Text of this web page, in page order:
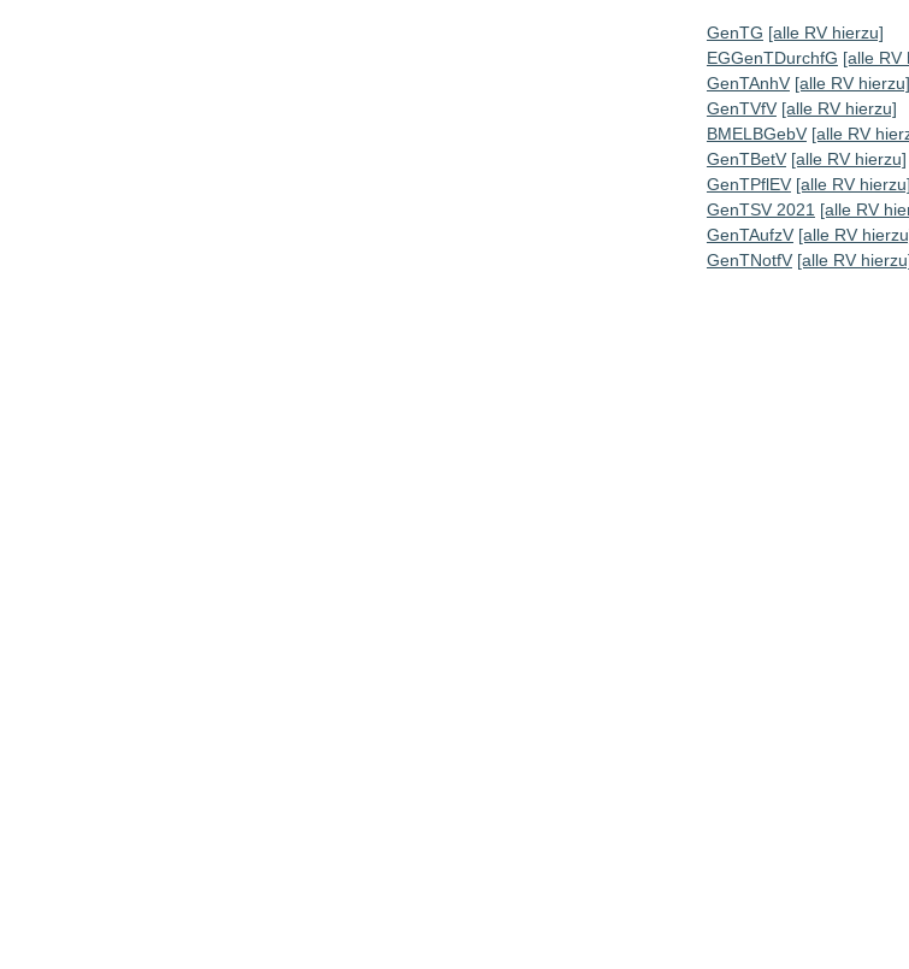
GenTG [alle RV hierzu]
EGGenTDurchfG [alle RV
GenTAnhV [alle RV hierzu]
GenTVfV [alle RV hierzu]
BMELBGebV [alle RV
GenTBetV [alle RV hierzu]
GenTPflEV [alle RV hierzu]
GenTSV 2021 [alle RV
GenTAufzV [alle RV
GenTNotfV [alle RV